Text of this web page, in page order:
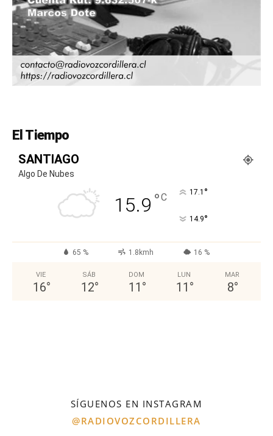
El Tiempo
SANTIAGO
Algo De Nubes
15.9 °C 17.1 °
14.9°
65 % 1.8kmh 16 %
VIE
16°
SÁB
12°
DOM
11 °
LUN
11 °
MAR
8°
SÍGUENOS EN INSTAGRAM
@RADIOVOZCORDILLERA